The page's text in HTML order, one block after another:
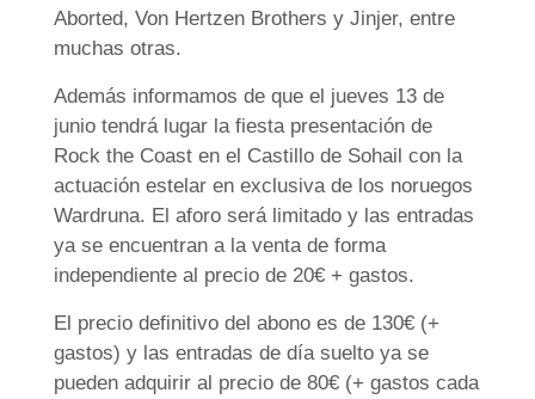
Aborted, Von Hertzen Brothers y Jinjer, entre
muchas otras.
Además informamos de que el jueves 13 de
junio tendrá lugar la fiesta presentación de
Rock the Coast en el Castillo de Sohail con la
actuación estelar en exclusiva de los noruegos
Wardruna. El aforo será limitado y las entradas
ya se encuentran a la venta de forma
independiente al precio de 20€ + gastos.
El precio definitivo del abono es de 130€ (+
gastos) y las entradas de día suelto ya se
pueden adquirir al precio de 80€ (+ gastos cada